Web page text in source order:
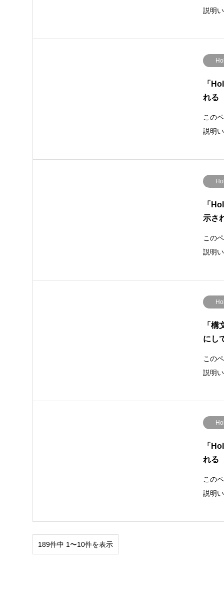
説明
「
れる
この
説明
「
示さ
この
説明
「
にし
この
説明
「
れる
この
説明
189件中 1〜10件を表示